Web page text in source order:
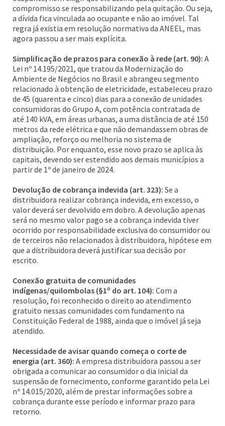
compromisso se responsabilizando pela quitação. Ou seja,
a dívida fica vinculada ao ocupante e não ao imóvel. Tal
regra já existia em resolução normativa da ANEEL, mas
agora passou a ser mais explícita.
Simplificação de prazos para conexão à rede (art. 90): A
Lei nº 14.195/2021, que tratou da Modernização do
Ambiente de Negócios no Brasil e abrangeu segmento
relacionado à obtenção de eletricidade, estabeleceu prazo
de 45 (quarenta e cinco) dias para a conexão de unidades
consumidoras do Grupo A, com potência contratada de
até 140 kVA, em áreas urbanas, a uma distância de até 150
metros da rede elétrica e que não demandassem obras de
ampliação, reforço ou melhoria no sistema de
distribuição. Por enquanto, esse novo prazo se aplica às
capitais, devendo ser estendido aos demais municípios a
partir de 1º de janeiro de 2024.
Devolução de cobrança indevida (art. 323): Se a
distribuidora realizar cobrança indevida, em excesso, o
valor deverá ser devolvido em dobro. A devolução apenas
será no mesmo valor pago se a cobrança indevida tiver
ocorrido por responsabilidade exclusiva do consumidor ou
de terceiros não relacionados à distribuidora, hipótese em
que a distribuidora deverá justificar sua decisão por
escrito.
Conexão gratuita de comunidades
indígenas/quilombolas (§1º do art. 104): Com a
resolução, foi reconhecido o direito ao atendimento
gratuito nessas comunidades com fundamento na
Constituição Federal de 1988, ainda que o imóvel já seja
atendido.
Necessidade de avisar quando começa o corte de
energia (art. 360): A empresa distribuidora passou a ser
obrigada a comunicar ao consumidor o dia inicial da
suspensão de fornecimento, conforme garantido pela Lei
nº 14.015/2020, além de prestar informações sobre a
cobrança durante esse período e informar prazo para
retorno.